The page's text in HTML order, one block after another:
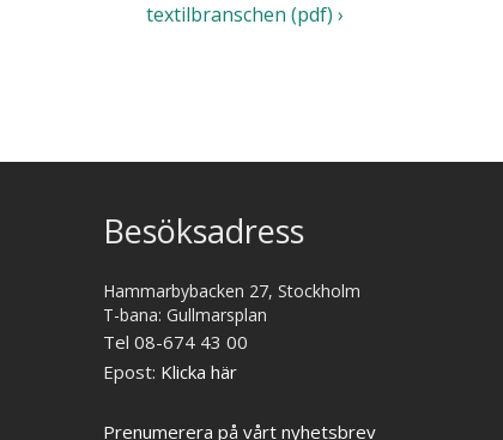
textilbranschen (pdf)
Besöksadress
Hammarbybacken 27, Stockholm
T-bana: Gullmarsplan
Tel 08-674 43 00
Epost: Klicka här
Prenumerera på vårt nyhetsbrev